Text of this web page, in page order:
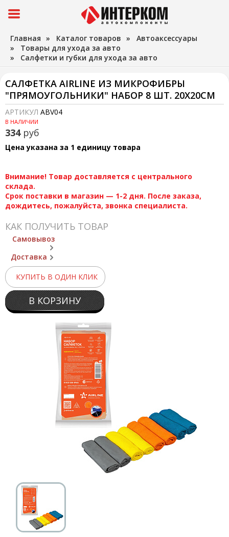
Главная » Каталог товаров » Автоаксессуары
» Товары для ухода за авто
» Салфетки и губки для ухода за авто
САЛФЕТКА AIRLINE ИЗ МИКРОФИБРЫ
"ПРЯМОУГОЛЬНИКИ" НАБОР 8 ШТ. 20X20СМ
АРТИКУЛ ABV04
В НАЛИЧИИ
334 руб
Цена указана за 1 единицу товара
Внимание! Товар доставляется с центрального
склада.
Срок поставки в магазин — 1-2 дня. После заказа,
дождитесь, пожалуйста, звонка специалиста.
КАК ПОЛУЧИТЬ ТОВАР
Самовывоз
Доставка
КУПИТЬ В ОДИН КЛИК
В КОРЗИНУ